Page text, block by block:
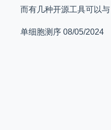
而有几种开源工具可以
单细胞测序 08/05/2024